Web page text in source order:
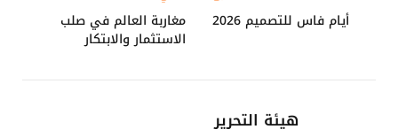
أيام فاس للتصميم 2026 مغاربة العالم في صلب
الاستثمار والابتكار
هيئة التحرير